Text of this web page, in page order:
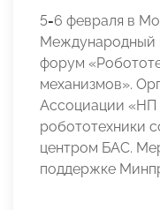
5-6 февраля в
Международный
форум
механизмов».
Ассоциации
робототехники
центром БАС.
поддержке